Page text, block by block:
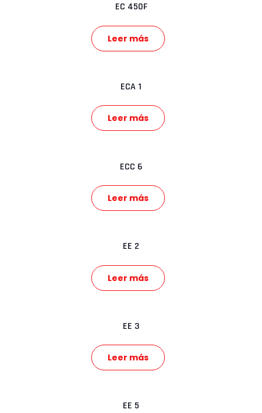
EC 450F
Leer más
ECA 1
Leer más
ECC 6
Leer más
EE 2
Leer más
EE 3
Leer más
EE 5